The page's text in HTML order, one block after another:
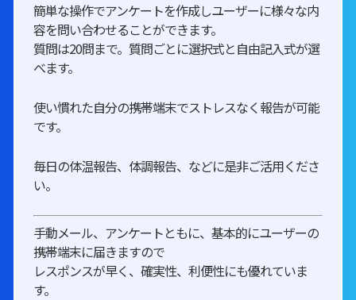
簡単な操作でアンケートを作成しユーザーに様々な内
容を問い合わせることができます。
質問は20問まで。質問ごとに選択式と自由記入式が選
べます。
使い慣れた自分の携帯端末でストレスなく報告が可能
です。
毎日の体温報告、体調報告、などに是非ご活用くださ
い。
手動メール、アンケートともに、基本的にユーザーの
携帯端末に届きますので
レスポンスが早く、確実性、利便性にも優れていま
す。